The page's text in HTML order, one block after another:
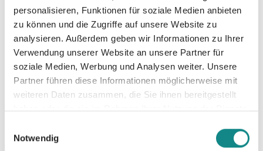
personalisieren, Funktionen für soziale Medien anbieten
zu können und die Zugriffe auf unsere Website zu
analysieren. Außerdem geben wir Informationen zu Ihrer
Verwendung unserer Website an unsere Partner für
soziale Medien, Werbung und Analysen weiter. Unsere
Partner führen diese Informationen möglicherweise mit
weiteren Daten zusammen, die Sie ihnen bereitgestellt
haben oder die sie im Rahmen Ihrer Nutzung der Dienste
Notwendig
pädagogisch wertvoll für Kindergarten,
Vorschule und Grundschule - das ideale
Geschenk für alle Hunde-Liebhaber -
ungekürztes Hörbuch - die perfekte
Ergänzung zur hochwertig produzierten
gedruckten Ausgabe